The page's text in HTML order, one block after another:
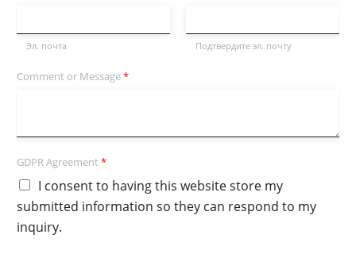
Эл. почта Подтвердите эл. почту
Comment or Message*
GDPR Agreement *
I consent to having this website store my
submitted information so they can respond to my
inquiry.